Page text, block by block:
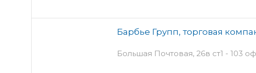
Барбье Групп, торговая
Большая Почтовая, 26в ст1 - 103